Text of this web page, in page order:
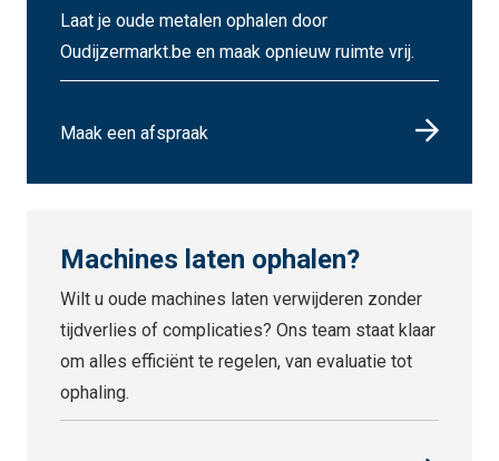
Laat je oude metalen ophalen door
Oudijzermarkt.be en maak opnieuw ruimte vrij.
Maak een afspraak
Machines laten ophalen?
Wilt u oude machines laten verwijderen zonder
tijdverlies of complicaties? Ons team staat klaar
om alles efficiënt te regelen, van evaluatie tot
ophaling.